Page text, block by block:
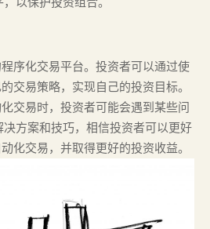
序化交易平台。投资者可以通过使
交易策略，实现自己的投资目标。
交易时，投资者可能会遇到某些问
方案和技巧，相信投资者可以更好
化交易，并取得更好的投资收益。